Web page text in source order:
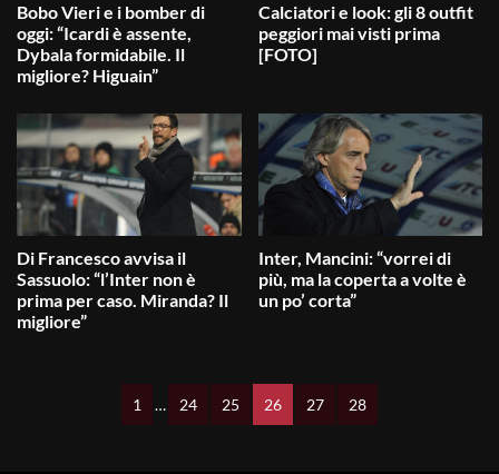
Bobo Vieri e i bomber di
oggi: “Icardi è assente,
Dybala formidabile. Il
migliore? Higuain”
Calciatori e look: gli 8 outfit
peggiori mai visti prima
[FOTO]
Di Francesco avvisa il
Sassuolo: “l’Inter non è
prima per caso. Miranda? Il
migliore”
Inter, Mancini: “vorrei di
più, ma la coperta a volte è
un po’ corta”
1 … 24 25 26 27 28